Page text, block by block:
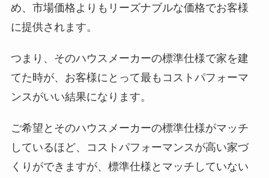
め、市場価格よりもリーズナブルな価格でお客様
に提供されます。
つまり、そのハウスメーカーの標準仕様で家を建
てた時が、お客様にとって最もコストパフォーマ
ンスがいい結果になります。
ご希望とそのハウスメーカーの標準仕様がマッチ
しているほど、コストパフォーマンスが高い家づ
くりができますが、標準仕様とマッチしていない